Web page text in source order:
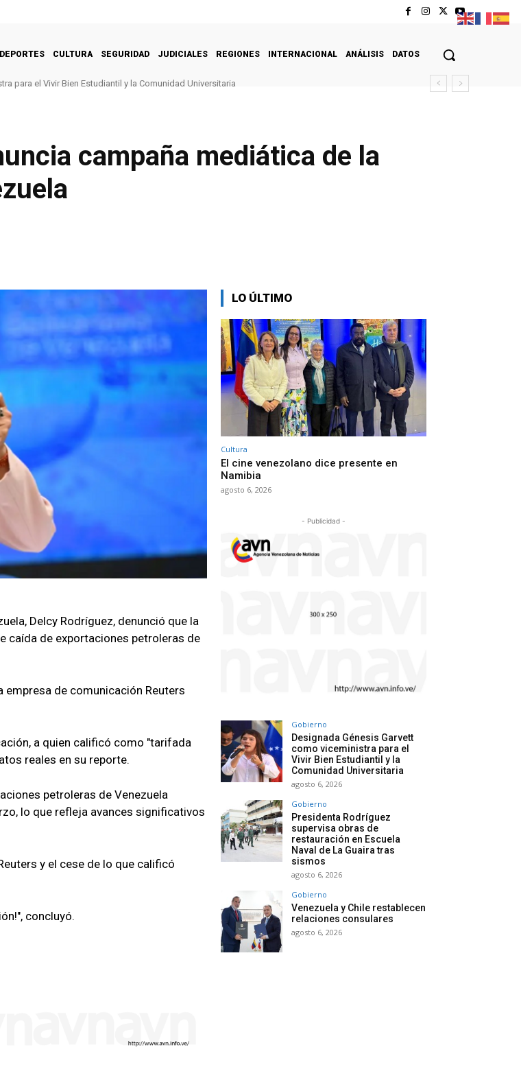
DEPORTES CULTURA SEGURIDAD JUDICIALES REGIONES INTERNACIONAL ANÁLISIS DATOS
para el Vivir Bien Estudiantil y la Comunidad Universitaria
campaña mediática de la
Delcy Rodríguez, denunció que la
caída de exportaciones petroleras de
empresa de comunicación Reuters
a quien calificó como "tarifada
reales en su reporte.
petroleras de Venezuela
lo que refleja avances significativos
y el cese de lo que calificó
concluyó.
LO ÚLTIMO
Cultura
El cine venezolano dice presente en
Namibia
agosto 6, 2026
- Publicidad -
Gobierno
Designada Génesis Garvett
como viceministra para el
Vivir Bien Estudiantil y la
Comunidad Universitaria
agosto 6, 2026
Gobierno
Presidenta Rodríguez
supervisa obras de
restauración en Escuela
Naval de La Guaira tras
sismos
agosto 6, 2026
Gobierno
Venezuela y Chile restablecen
relaciones consulares
agosto 6, 2026